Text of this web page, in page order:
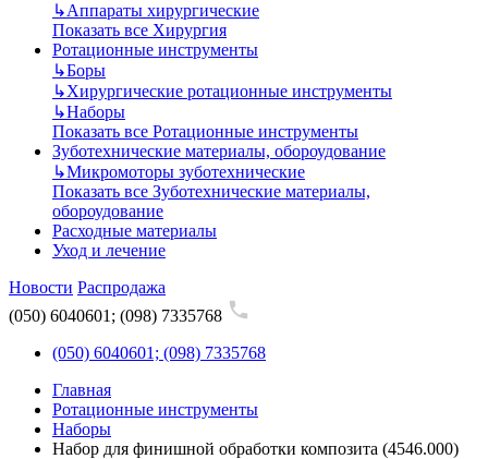
↳Аппараты хирургические
Показать все Хирургия
Ротационные инструменты
↳Боры
↳Хирургические ротационные инструменты
↳Наборы
Показать все Ротационные инструменты
Зуботехнические материалы, обороудование
↳Микромоторы зуботехнические
Показать все Зуботехнические материалы,
обороудование
Расходные материалы
Уход и лечение
Новости Распродажа
(050) 6040601; (098) 7335768
(050) 6040601; (098) 7335768
Главная
Ротационные инструменты
Наборы
Набор для финишной обработки композита (4546.000)